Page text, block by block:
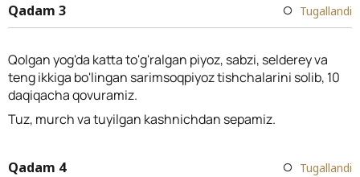
Qadam 3 Tugallandi
Qolgan yog'da katta to'g'ralgan piyoz, sabzi, selderey va
teng ikkiga bo'lingan sarimsoqpiyoz tishchalarini solib, 10
daqiqacha qovuramiz.
Tuz, murch va tuyilgan kashnichdan sepamiz.
Qadam 4 Tugallandi